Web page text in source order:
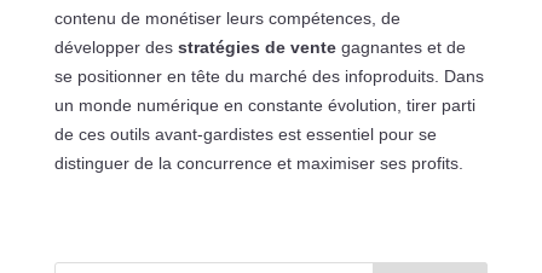
contenu de monétiser leurs compétences, de
développer des stratégies de ventegagnantes et de
se positionner en tête du marché des infoproduits. Dans
un monde numérique en constante évolution, tirer parti
de ces outils avant-gardistes est essentiel pour se
distinguer de la concurrence et maximiser ses profits.